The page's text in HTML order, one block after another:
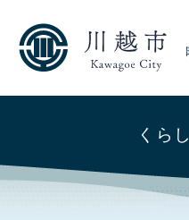
くらし